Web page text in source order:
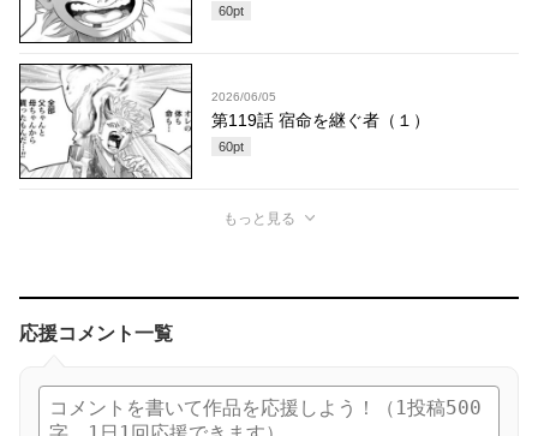
60pt
2026/06/05
第119話 宿命を継ぐ者（１）
60pt
もっと見る
応援コメント一覧